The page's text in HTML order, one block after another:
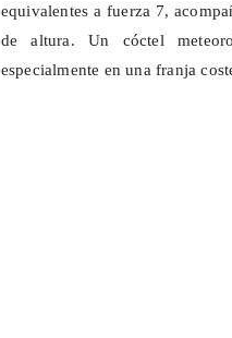
equivalentes a fuerza 7,
de altura. Un cóctel
especialmente en una franja